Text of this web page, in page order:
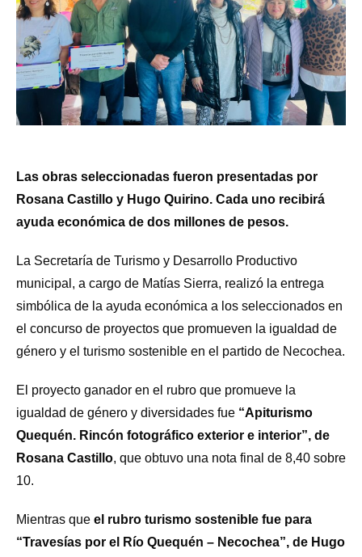
Las obras seleccionadas fueron presentadas por
Rosana Castillo y Hugo Quirino. Cada uno recibirá
ayuda económica de dos millones de pesos.
La Secretaría de Turismo y Desarrollo Productivo
municipal, a cargo de Matías Sierra, realizó la entrega
simbólica de la ayuda económica a los seleccionados en
el concurso de proyectos que promueven la igualdad de
género y el turismo sostenible en el partido de Necochea.
El proyecto ganador en el rubro que promueve la
igualdad de género y diversidades fue “Apiturismo
Quequén. Rincón fotográfico exterior e interior”, de
Rosana Castillo, que obtuvo una nota final de 8,40 sobre
10.
Mientras que el rubro turismo sostenible fue para
“Travesías por el Río Quequén – Necochea”, de Hugo